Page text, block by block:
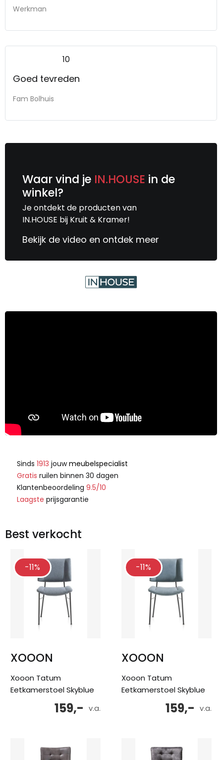
Werkman
10
Goed tevreden
Fam Bolhuis
Waar vind je IN.HOUSE in de
winkel?
Je ontdekt de producten van
IN.HOUSE bij Kruit & Kramer!
Bekijk de video en ontdek meer
Sinds 1913 jouwmeubelspecialist
Gratis ruilen binnen 30 dagen
Klantenbeoordeling 9.5/10
Laagste prijsgarantie
Best verkocht
-11%
XOOON
Xooon Tatum
Eetkamerstoel Skyblue
v.a.
159,-
-11%
XOOON
Xooon Tatum
Eetkamerstoel Skyblue
v.a.
159,-